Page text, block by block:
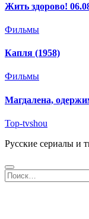
Жить здорово!
Фильмы
Капля (1958)
Фильмы
Магдалена,
Top-tvshou
Русские сериалы и
Найти: